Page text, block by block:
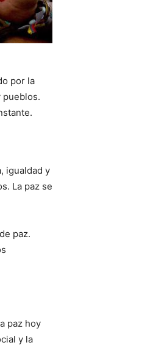
por la
pueblos.
igualdad y
La paz se
paz.
paz hoy
y la